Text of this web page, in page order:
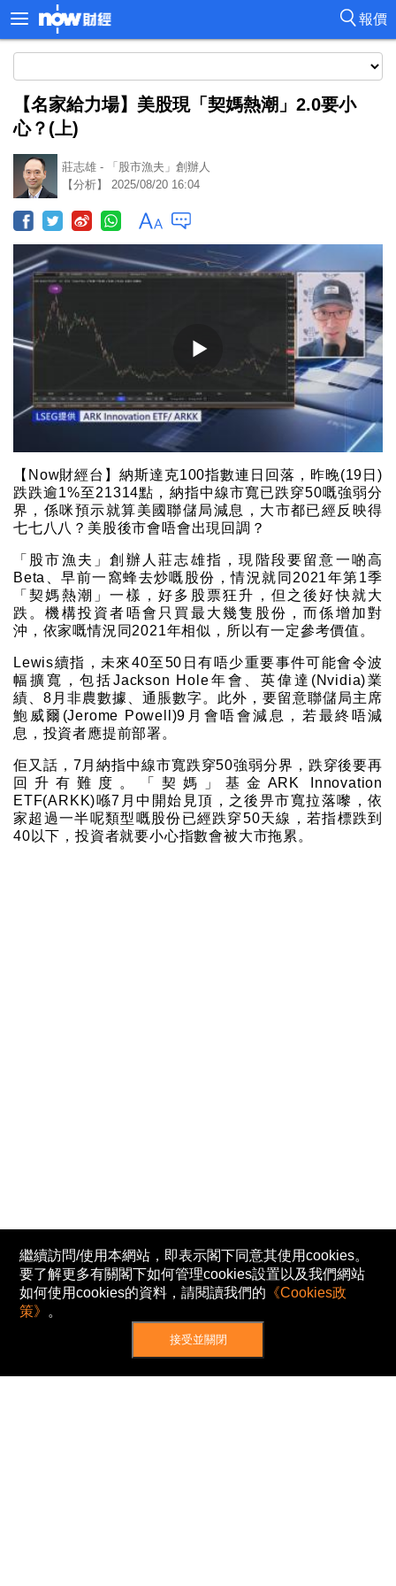
報價
【名家給力場】美股現「契媽熱潮」2.0要小
心？(上)
莊志雄 - 「股市漁夫」創辦人
【分析】 2025/08/20 16:04
【Now財經台】納斯達克100指數連日回落，昨晚(19日)
跌跌逾1%至21314點，納指中線市寬已跌穿50嘅強弱分
界，係咪預示就算美國聯儲局減息，大市都已經反映得
七七八八？美股後市會唔會出現回調？
「股市漁夫」創辦人莊志雄指，現階段要留意一啲高
Beta、早前一窩蜂去炒嘅股份，情況就同2021年第1季
「契媽熱潮」一樣，好多股票狂升，但之後好快就大
跌。機構投資者唔會只買最大幾隻股份，而係增加對
沖，依家嘅情況同2021年相似，所以有一定參考價值。
Lewis續指，未來40至50日有唔少重要事件可能會令波
幅擴寬，包括Jackson Hole年會、英偉達(Nvidia)業
績、8月非農數據、通脹數字。此外，要留意聯儲局主席
鮑威爾(Jerome Powell)9月會唔會減息，若最終唔減
息，投資者應提前部署。
佢又話，7月納指中線市寬跌穿50強弱分界，跌穿後要再
回升有難度。「契媽」基金ARK Innovation
ETF(ARKK)喺7月中開始見頂，之後畀市寬拉落嚟，依
家超過一半呢類型嘅股份已經跌穿50天線，若指標跌到
40以下，投資者就要小心指數會被大市拖累。
繼續訪問/使用本網站，即表示閣下同意其使用cookies。
要了解更多有關閣下如何管理cookies設置以及我們網站
如何使用cookies的資料，請閱讀我們的 《Cookies政
策》 。
接受並關閉